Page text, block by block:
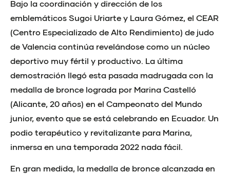
Bajo la coordinación y dirección de los
emblemáticos Sugoi Uriarte y Laura Gómez, el CEAR
(Centro Especializado de Alto Rendimiento) de judo
de Valencia continúa revelándose como un núcleo
deportivo muy fértil y productivo. La última
demostración llegó esta pasada madrugada con la
medalla de bronce lograda por Marina Castelló
(Alicante, 20 años) en el Campeonato del Mundo
junior, evento que se está celebrando en Ecuador. Un
podio terapéutico y revitalizante para Marina,
inmersa en una temporada 2022 nada fácil.
En gran medida, la medalla de bronce alcanzada en